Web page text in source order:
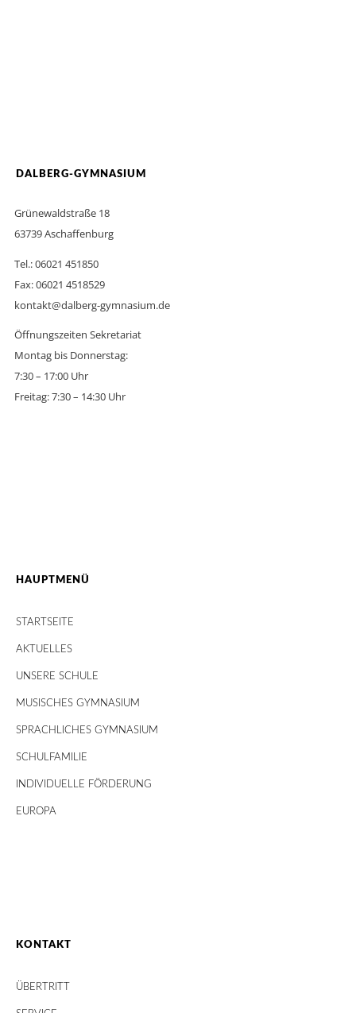
DALBERG-GYMNASIUM
Grünewaldstraße 18
63739 Aschaffenburg
Tel.: 06021 451850
Fax: 06021 4518529
kontakt@dalberg-gymnasium.de
Öffnungszeiten Sekretariat
Montag bis Donnerstag:
7:30 – 17:00 Uhr
Freitag: 7:30 – 14:30 Uhr
HAUPTMENÜ
STARTSEITE
AKTUELLES
UNSERE SCHULE
MUSISCHES GYMNASIUM
SPRACHLICHES GYMNASIUM
SCHULFAMILIE
INDIVIDUELLE FÖRDERUNG
EUROPA
KONTAKT
ÜBERTRITT